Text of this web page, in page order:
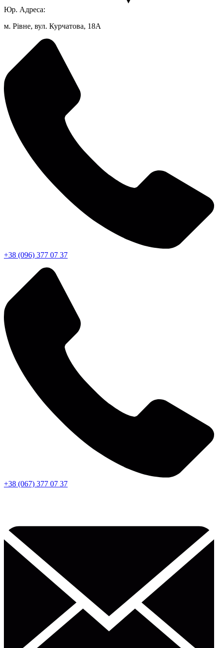
Юр. Адреса:
м. Рівне, вул. Курчатова, 18А
+38 (096) 377 07 37
+38 (067) 377 07 37